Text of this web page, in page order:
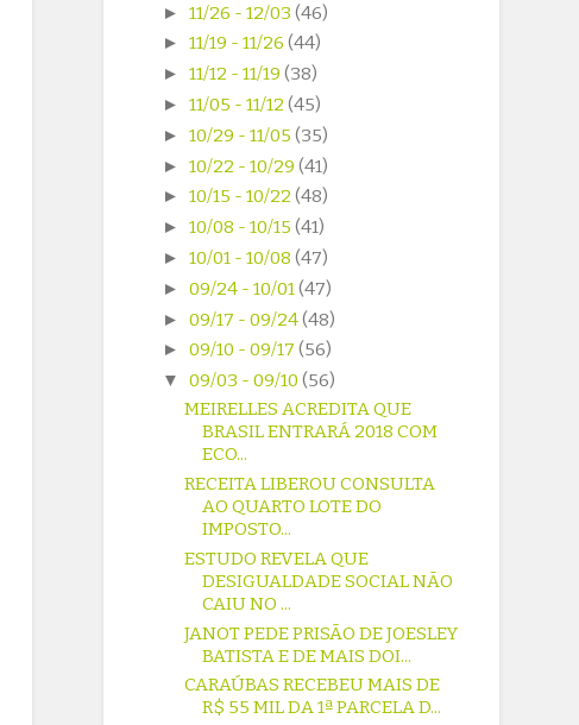
► 11/26 - 12/03 (46)
► 11/19 - 11/26 (44)
► 11/12 - 11/19 (38)
► 11/05 - 11/12 (45)
► 10/29 - 11/05 (35)
► 10/22 - 10/29 (41)
► 10/15 - 10/22 (48)
► 10/08 - 10/15 (41)
► 10/01 - 10/08 (47)
► 09/24 - 10/01(47)
► 09/17 - 09/24(48)
► 09/10 - 09/17 (56)
▼ 09/03 - 09/10 (56)
MEIRELLES ACREDITA QUE
BRASIL ENTRARÁ 2018 COM
ECO...
RECEITA LIBEROU CONSULTA
AO QUARTO LOTE DO
IMPOSTO...
ESTUDO REVELA QUE
DESIGUALDADE SOCIAL NÃO
CAIU NO ...
JANOT PEDE PRISÃO DE JOESLEY
BATISTA E DE MAIS DOI...
CARAÚBAS RECEBEU MAIS DE
R$ 55 MIL DA 1ª PARCELA D...